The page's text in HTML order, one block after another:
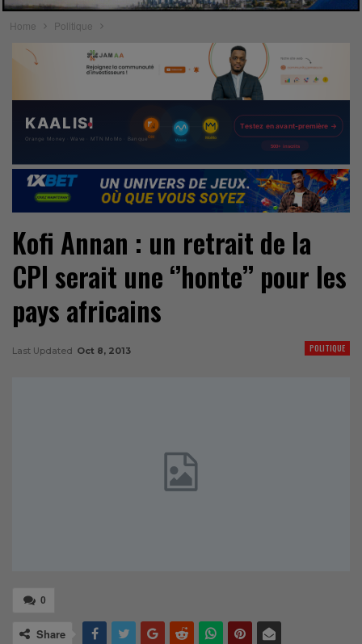
Home Politique
Kofi Annan : un retrait de la
CPI serait une ‘’honte’’ pour les
pays africains
POLITIQUE
Last Updated Oct 8, 2013
0
Share